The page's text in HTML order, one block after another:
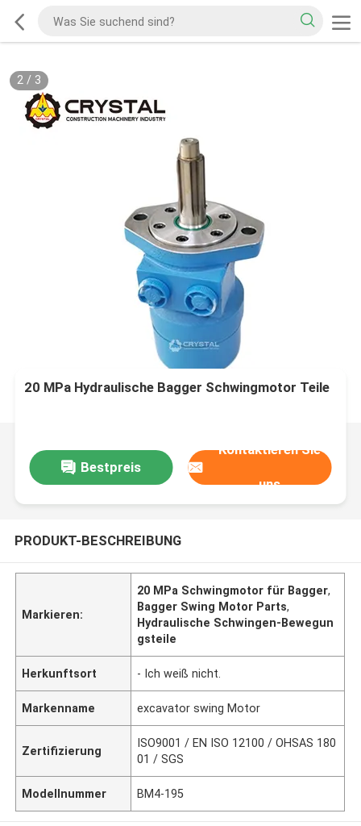
2/ 3
20 MPa Hydraulische Bagger Schwingmotor Teile
Bestpreis
Kontaktieren Sie
uns
PRODUKT-BESCHREIBUNG
Markieren:
20 MPa Schwingmotor für Bagger,
Bagger Swing Motor Parts,
Hydraulische Schwingen-Bewegun
gsteile
Herkunftsort - Ich weiß nicht.
Markenname excavator swing Motor
Zertifizierung
ISO9001 / EN ISO 12100 / OHSAS 180
01 / SGS
Modellnummer BM4-195